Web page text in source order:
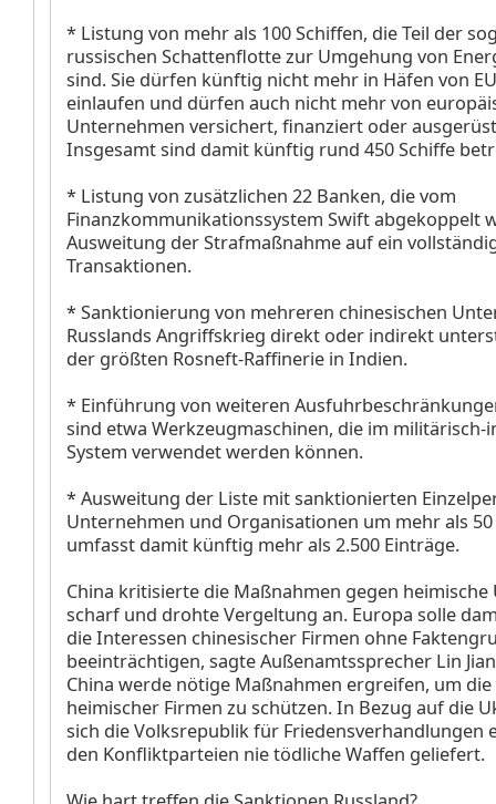
* Listung von mehr als 100 Schiffen, die Teil der
russischen Schattenflotte zur Umgehung von
sind. Sie dürfen künftig nicht mehr in Häfen von
einlaufen und dürfen auch nicht mehr von
Unternehmen versichert, finanziert oder
Insgesamt sind damit künftig rund 450 Schiffe
* Listung von zusätzlichen 22 Banken, die vom
Finanzkommunikationssystem Swift abgekoppelt
Ausweitung der Strafmaßnahme auf ein
Transaktionen.
* Sanktionierung von mehreren chinesischen
Russlands Angriffskrieg direkt oder indirekt
der größten Rosneft-Raffinerie in Indien.
* Einführung von weiteren
sind etwa Werkzeugmaschinen, die im militärisch-
System verwendet werden können.
* Ausweitung der Liste mit sanktionierten
Unternehmen und Organisationen um mehr als 50
umfasst damit künftig mehr als 2.500 Einträge.
China kritisierte die Maßnahmen gegen
scharf und drohte Vergeltung an. Europa solle
die Interessen chinesischer Firmen ohne
beeinträchtigen, sagte Außenamtssprecher Lin
China werde nötige Maßnahmen ergreifen, um die
heimischer Firmen zu schützen. In Bezug auf die
sich die Volksrepublik für Friedensverhandlungen
den Konfliktparteien nie tödliche Waffen geliefert.